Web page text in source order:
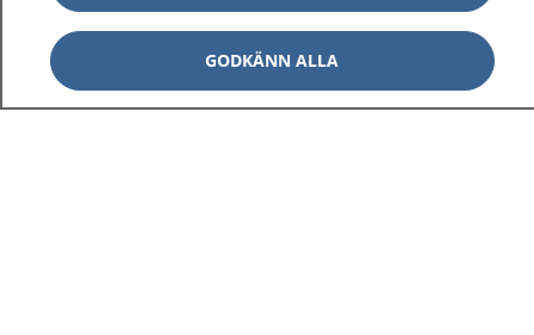
1177 på flera språk Visa
GODKÄNN ALLA